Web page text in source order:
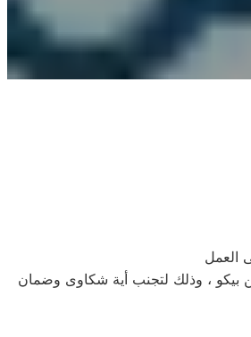
العمل
بيكو ، وذلك لتجنب أية شكاوى وضمان